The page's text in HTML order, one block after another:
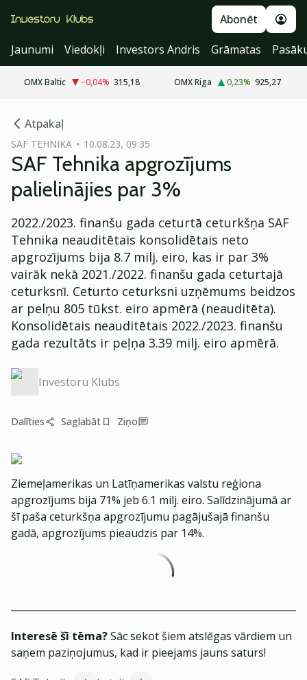
Abonēt
Jaunumi
Viedokļi Investors Andris Grāmatas
OMX Baltic −0,04% 315,18 OMX Riga 0,23% 925,27
Atpakaļ
SAF TEHNIKA 10.08.23, 09:35
SAF Tehnika apgrozījums
palielinājies par 3%
2022./2023. finanšu gada ceturtā ceturkšņa SAF
Tehnika neauditētais konsolidētais neto
apgrozījums bija 8.7 milj. eiro, kas ir par 3%
vairāk nekā 2021./2022. finanšu gada ceturtajā
ceturksnī. Ceturto ceturksni uzņēmums beidzos
ar pelņu 805 tūkst. eiro apmērā (neauditēta).
Konsolidētais neauditētais 2022./2023. finanšu
gada rezultāts ir peļņa 3.39 milj. eiro apmērā.
Investoru Klubs
Dalīties Saglabāt Ziņo
Ziemeļamerikas un Latīņamerikas valstu reģiona
apgrozījums bija 71% jeb 6.1 milj. eiro. Salīdzinājumā ar
šī paša ceturkšņa apgrozījumu pagājušajā finanšu
gadā, apgrozījums pieaudzis par 14%.
Interesē šī tēma?Sāc sekot šiem atslēgas vārdiem un
saņem paziņojumus, kad ir pieejams jauns saturs!